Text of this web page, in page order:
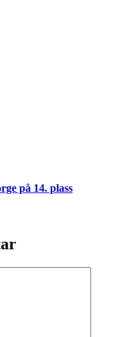
på 14. plass